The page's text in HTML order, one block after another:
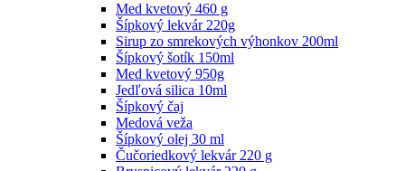
Med kvetový 460 g
Šípkový lekvár 220g
Sirup zo smrekových výhonkov 200ml
Šípkový šotík 150ml
Med kvetový 950g
Jedľová silica 10ml
Šípkový čaj
Medová veža
Šípkový olej 30 ml
Čučoriedkový lekvár 220 g